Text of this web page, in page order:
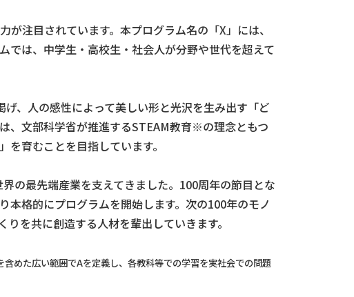
注目されています。本プログラム名の「X」には、
では、中学生・高校生・社会人が分野や世代を超えて
、人の感性によって美しい形と光沢を生み出す「ど
、文部科学省が推進するSTEAM教育※の理念ともつ
育むことを目指しています。
の最先端産業を支えてきました。100周年の節目とな
格的にプログラムを開始します。次の100年のモノ
を共に創造する人材を輩出していきます。
た広い範囲でAを定義し、各教科等での学習を実社会での問題